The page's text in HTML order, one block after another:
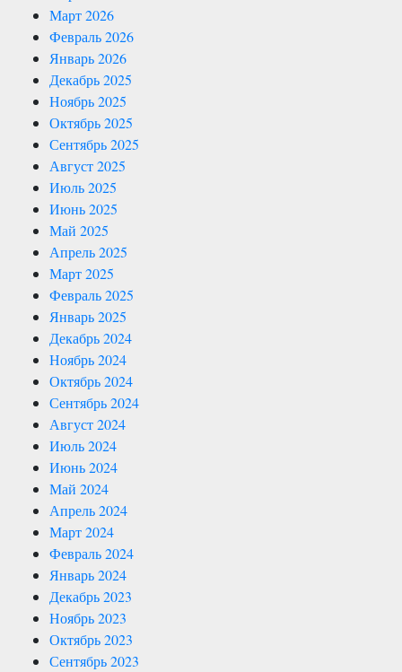
Март 2026
Февраль 2026
Январь 2026
Декабрь 2025
Ноябрь 2025
Октябрь 2025
Сентябрь 2025
Август 2025
Июль 2025
Июнь 2025
Май 2025
Апрель 2025
Март 2025
Февраль 2025
Январь 2025
Декабрь 2024
Ноябрь 2024
Октябрь 2024
Сентябрь 2024
Август 2024
Июль 2024
Июнь 2024
Май 2024
Апрель 2024
Март 2024
Февраль 2024
Январь 2024
Декабрь 2023
Ноябрь 2023
Октябрь 2023
Сентябрь 2023